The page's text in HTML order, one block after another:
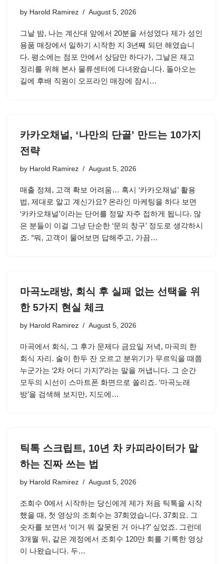
by Harold Ramirez August 5, 2026
그날 밤, 나는 계산대 앞에서 20분을 서성였다 제가 성인
용품 매장에서 일하기 시작한 지 3년째 되던 해였습니
다. 평소에는 점포 안에서 상담만 하다가, 그날은 재고
정리를 위해 본사 물류센터에 다녀왔습니다. 돌아오는
길에 후배 직원이 오프라인 매장에 잠시…
카카오채널, ‘나만의 단골’ 만드는 10가지
전략
by Harold Ramirez August 5, 2026
매출 정체, 고객 확보 어려움… 혹시 ‘카카오채널’ 활용
법, 제대로 알고 계신가요? 온라인 마케팅을 하다 보면
‘카카오채널’이라는 단어를 정말 자주 접하게 됩니다. 많
은 분들이 이걸 그냥 단순한 ‘문의 창구’ 정도로 생각하시
죠. “뭐, 고객이 물어보면 답해주고, 가끔…
마곡노래방, 회식 후 실패 없는 선택을 위
한 5가지 현실 체크
by Harold Ramirez August 5, 2026
마곡에서 회식, 그 후가 문제다 금요일 저녁, 마곡의 한
회식 자리. 술이 한두 잔 오르고 분위기가 무르익을 때쯤
누군가는 ‘2차 어디 가지?’라는 말을 꺼냅니다. 그 순간
모두의 시선이 스마트폰 화면으로 쏠리죠. ‘마곡노래
방’을 검색해 보지만, 지도에…
틱톡 스크립트, 10년 차 카피라이터가 말
하는 진짜 쓰는 법
by Harold Ramirez August 5, 2026
조회수 0에서 시작하는 당신에게 제가 처음 틱톡을 시작
했을 때, 첫 영상의 조회수는 37회였습니다. 37회요. 그
숫자를 보면서 ‘이거 뭐 잘못된 거 아냐?’ 싶었죠. 그런데
3개월 뒤, 같은 계정에서 조회수 120만 회를 기록한 영상
이 나왔습니다. 두…